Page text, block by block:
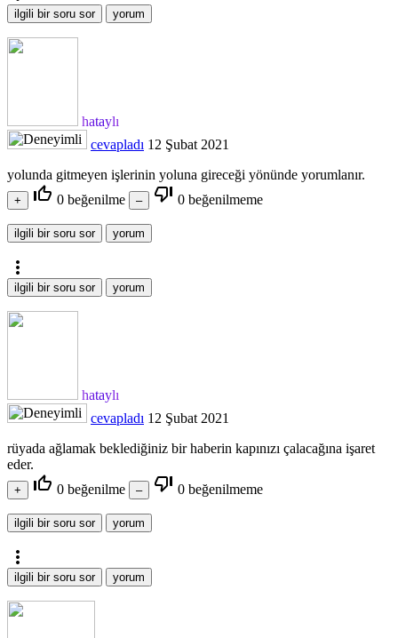
hataylı
cevapladı 12 Şubat 2021
yolunda gitmeyen işlerinin yoluna gireceği yönünde yorumlanır.
thumb_up_off_alt 0 beğenilme thumb_down_off_alt 0 beğenilmeme
more_vert
hataylı
cevapladı 12 Şubat 2021
rüyada ağlamak beklediğiniz bir haberin kapınızı çalacağına işaret
eder.
thumb_up_off_alt 0 beğenilme thumb_down_off_alt 0 beğenilmeme
more_vert